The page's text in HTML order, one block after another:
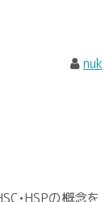
nuk
の概念を